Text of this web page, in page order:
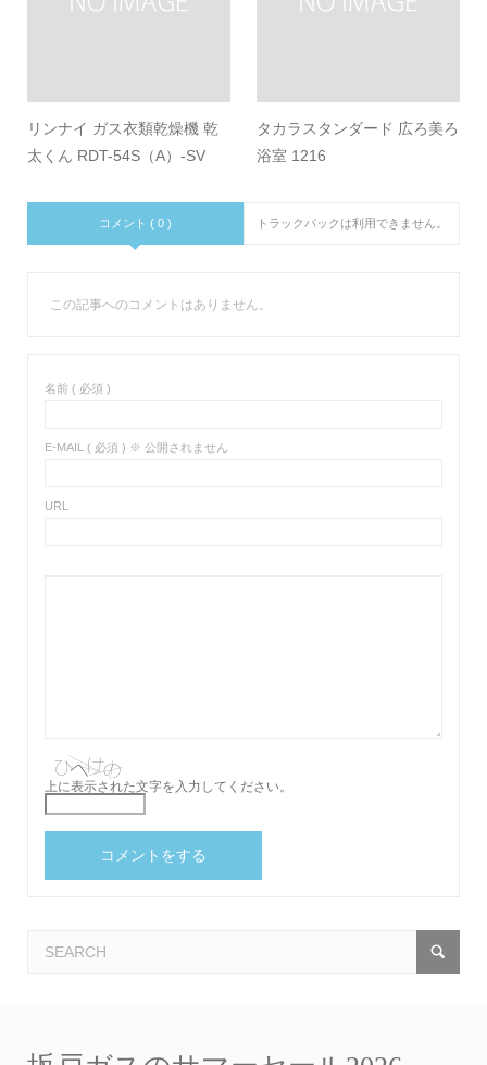
リンナイ ガス衣類乾燥機 乾
太くん RDT-54S（A）-SV
タカラスタンダード 広ろ美ろ
浴室 1216
コメント ( 0 ) トラックバックは利用できません。
この記事へのコメントはありません。
名前 ( 必須 )
E-MAIL ( 必須 ) ※ 公開されません
URL
上に表示された文字を入力してください。